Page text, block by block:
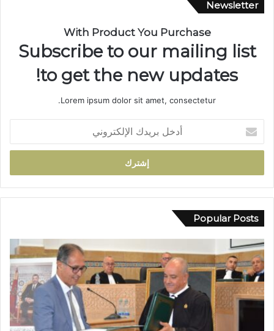
ر
د
ا
م
د
ا
ل
ب
ص
Newsletter
With Product You Purchase
Subscribe to our mailing list
to get the new updates!
Lorem ipsum dolor sit amet, consectetur.
خ
ب
ر
ك
ا
ل
إ
ل
ك
Popular Posts